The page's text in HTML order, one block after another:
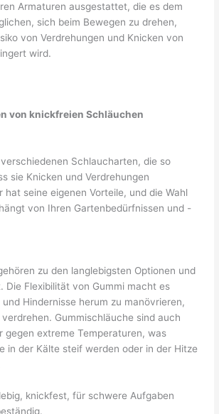
Armaturen ausgestattet, die es dem
sich beim Bewegen zu drehen,
von Verdrehungen und Knicken von
wird.
von knickfreien Schläuchen
Schlaucharten, die so
sie Knicken und Verdrehungen
hat seine eigenen Vorteile, und die Wahl
von Ihren Gartenbedürfnissen und -
zu den langlebigsten Optionen und
Die Flexibilität von Gummi macht es
Hindernisse herum zu manövrieren,
Gummischläuche sind auch
gegen extreme Temperaturen, was
in der Kälte steif werden oder in der Hitze
knickfest, für schwere Aufgaben